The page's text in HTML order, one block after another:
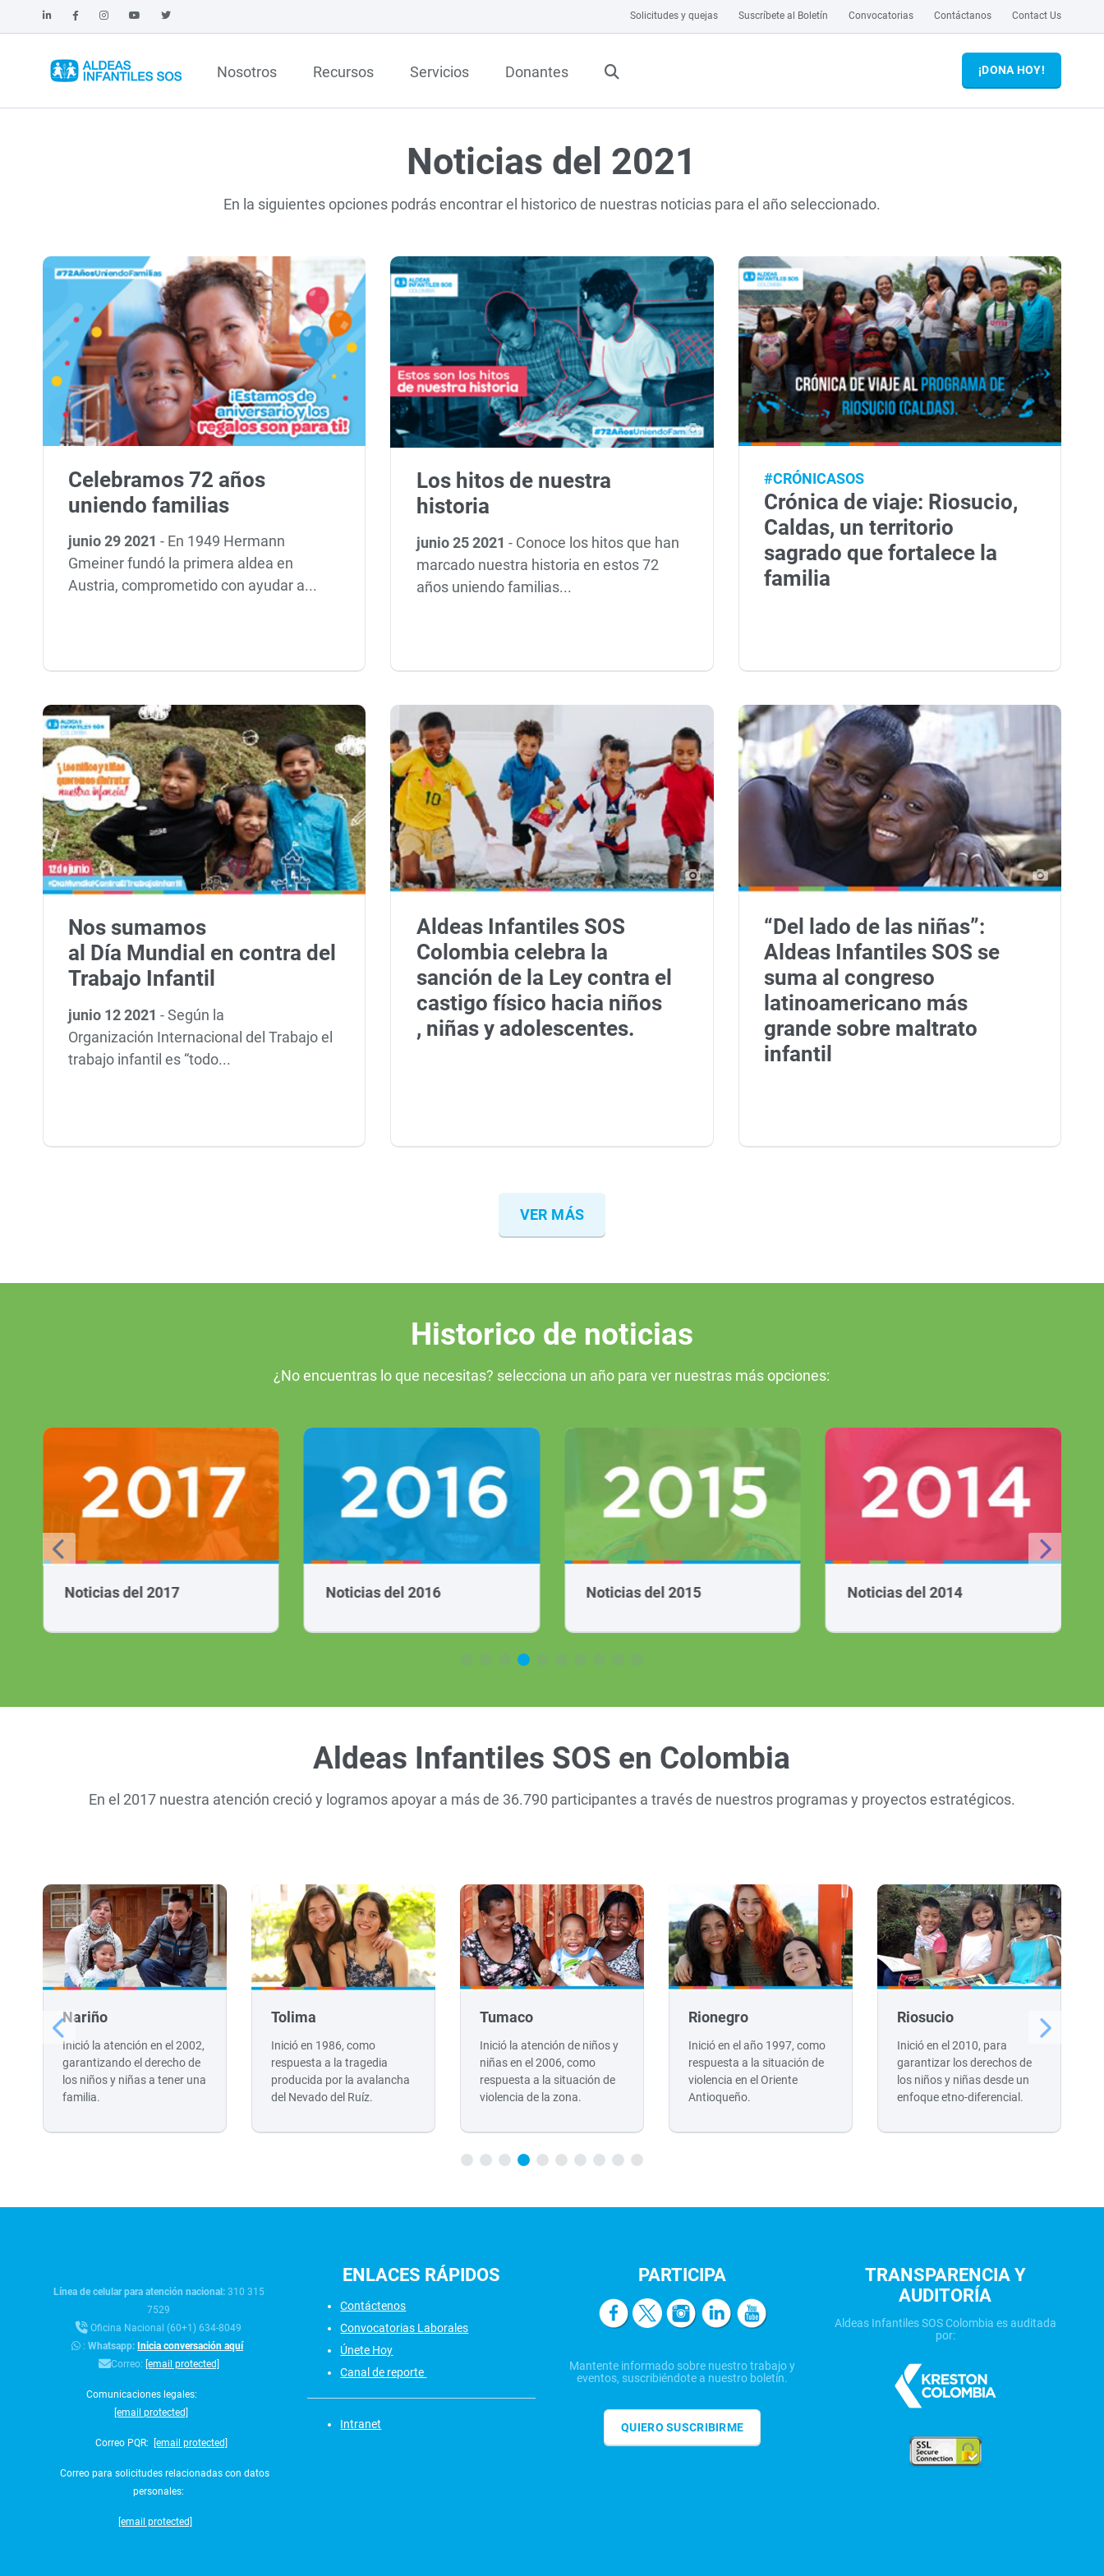
Solicitudes y quejas Suscríbete al Boletín Convocatorias Contáctanos Contact Us
Nosotros Recursos Servicios Donantes ¡DONA HOY!
Noticias del 2021
En la siguientes opciones podrás encontrar el historico de nuestras noticias para el año seleccionado.
Celebramos 72 años
uniendo familias
junio 29 2021- En 1949 Hermann
Gmeiner fundó la primera aldea en
Austria, comprometido con ayudar a...
Los hitos de nuestra
historia
junio 25 2021 - Conoce los hitos que han
marcado nuestra historia en estos 72
años uniendo familias...
#CRÓNICASOS
Crónica de viaje: Riosucio,
Caldas, un territorio
sagrado que fortalece la
familia
Nos sumamos
al Día Mundial en contra del
Trabajo Infantil
junio 12 2021-Según la
Organización Internacional del Trabajo el
trabajo infantil es “todo...
Aldeas Infantiles SOS
Colombia celebra la
sanción de la Ley contra el
castigo físico hacia niños
, niñas y adolescentes.
“Del lado de las niñas”:
Aldeas Infantiles SOS se
suma al congreso
latinoamericano más
grande sobre maltrato
infantil
VER MÁS
Historico de noticias
¿No encuentras lo que necesitas? selecciona un año para ver nuestras más opciones:
Noticias del 2017 Noticias del 2016 Noticias del 2015 Noticias del 2014
Aldeas Infantiles SOS en Colombia
En el 2017 nuestra atención creció y logramos apoyar a más de 36.790 participantes a través de nuestros programas y proyectos estratégicos.
Nariño
Inició la atención en el 2002,
garantizando el derecho de
los niños y niñas a tener una
familia.
Tolima
Inició en 1986, como
respuesta a la tragedia
producida por la avalancha
del Nevado del Ruíz.
Tumaco
Inició la atención de niños y
niñas en el 2006, como
respuesta a la situación de
violencia de la zona.
Rionegro
Inició en el año 1997, como
respuesta a la situación de
violencia en el Oriente
Antioqueño.
Riosucio
Inició en el 2010, para
garantizar los derechos de
los niños y niñas desde un
enfoque etno-diferencial.
Línea de celular para atención nacional: 310 315
7529
Oficina Nacional (60+1) 634-8049
:Whatsapp: Inicia conversación aquí
Correo: [email protected]
Comunicaciones legales:
[email protected]
Correo PQR: [email protected]
Correo para solicitudes relacionadas con datos
personales:
[email protected]
ENLACES RÁPIDOS
Contáctenos
Convocatorias Laborales
Únete Hoy
Canal de reporte
Intranet
PARTICIPA
Mantente informado sobre nuestro trabajo y
eventos, suscribiéndote a nuestro boletín.
QUIERO SUSCRIBIRME
TRANSPARENCIA Y
AUDITORÍA
Aldeas Infantiles SOS Colombia es auditada
por: